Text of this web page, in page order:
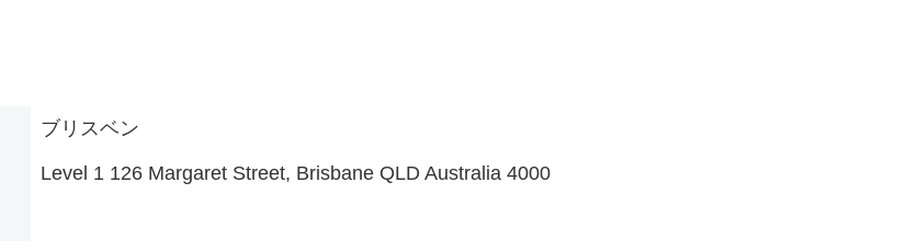
ブリスベン
Level 1 126 Margaret Street, Brisbane QLD Australia 4000